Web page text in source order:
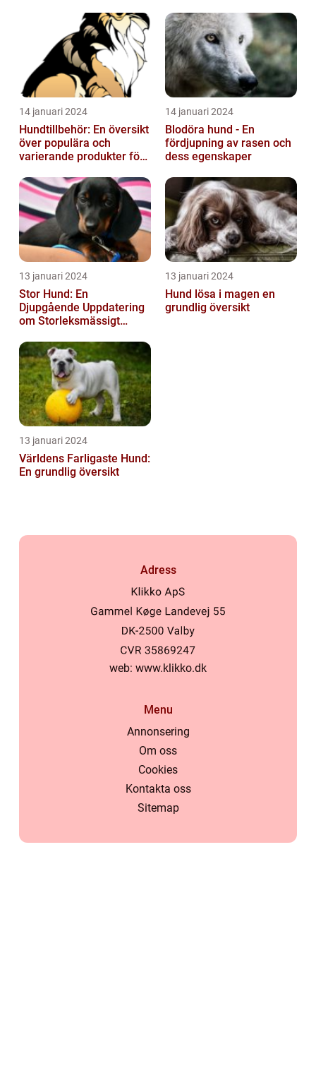
14 januari 2024
Hundtillbehör: En översikt
över populära och
varierande produkter för
14 januari 2024
Blodöra hund - En
fördjupning av rasen och
dess egenskaper
13 januari 2024
Stor Hund: En
Djupgående Uppdatering
om Storleksmässigt
Hundsporter för
Hundälskare
13 januari 2024
Hund lösa i magen en
grundlig översikt
13 januari 2024
Världens Farligaste Hund:
En grundlig översikt
Adress
web: www.klikko.dk
Menu
Annonsering
Om oss
Cookies
Kontakta oss
Sitemap